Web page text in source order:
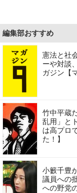
編集部おすすめ
憲法と社
ーや対談
ガジン【
竹中平蔵
乱用」と
は高プロ
た！】
小籔千豊
議員への
への野党